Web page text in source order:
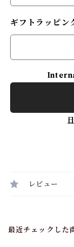
ギフトラッピン
レビュー
最近チェックした